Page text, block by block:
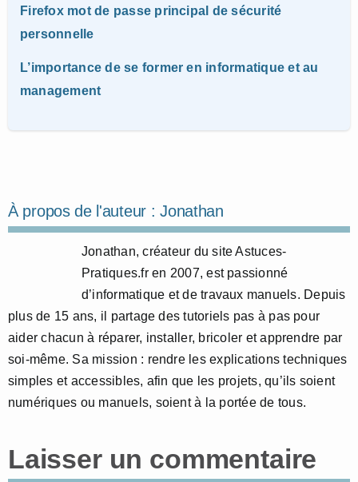
Firefox mot de passe principal de sécurité
personnelle
L’importance de se former en informatique et au
management
À propos de l'auteur :Jonathan
Jonathan, créateur du site Astuces-
Pratiques.fr en 2007, est passionné
d’informatique et de travaux manuels. Depuis
plus de 15 ans, il partage des tutoriels pas à pas pour
aider chacun à réparer, installer, bricoler et apprendre par
soi-même. Sa mission : rendre les explications techniques
simples et accessibles, afin que les projets, qu’ils soient
numériques ou manuels, soient à la portée de tous.
Laisser un commentaire